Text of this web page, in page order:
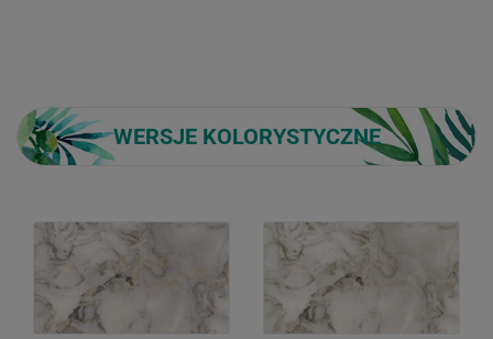
WERSJE KOLORYSTYCZNE